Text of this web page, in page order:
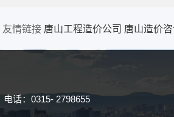
友情链接 唐山工程造价公司 唐山造价
电话： 0315- 2798655